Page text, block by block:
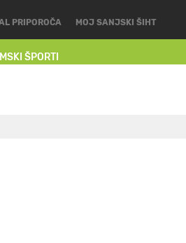
ŠPORTI
PRIPOROČA MOJ SANJSKI ŠIHT